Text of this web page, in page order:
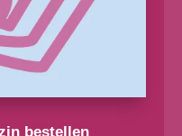
bestellen